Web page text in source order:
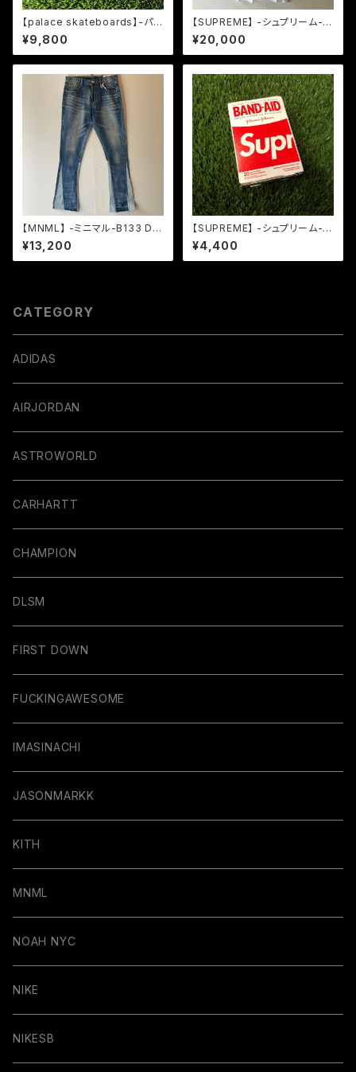
【palace skateboards】-パレ
ススケートボード-NEIN CUFF
BEANIE UK NAVY
¥9,800
【SUPREME】 -シュプリーム-A
W14 SILENT NIGHT TEE W
HITE
¥20,000
【MNML】 -ミニマル-B133 DE
NIM BLUE
¥13,200
【SUPREME】 -シュプリーム-S
S19 BAND AID
¥4,400
CATEGORY
ADIDAS
AIRJORDAN
ASTROWORLD
CARHARTT
CHAMPION
DLSM
FIRST DOWN
FUCKINGAWESOME
IMASINACHI
JASONMARKK
KITH
MNML
NOAH NYC
NIKE
NIKESB